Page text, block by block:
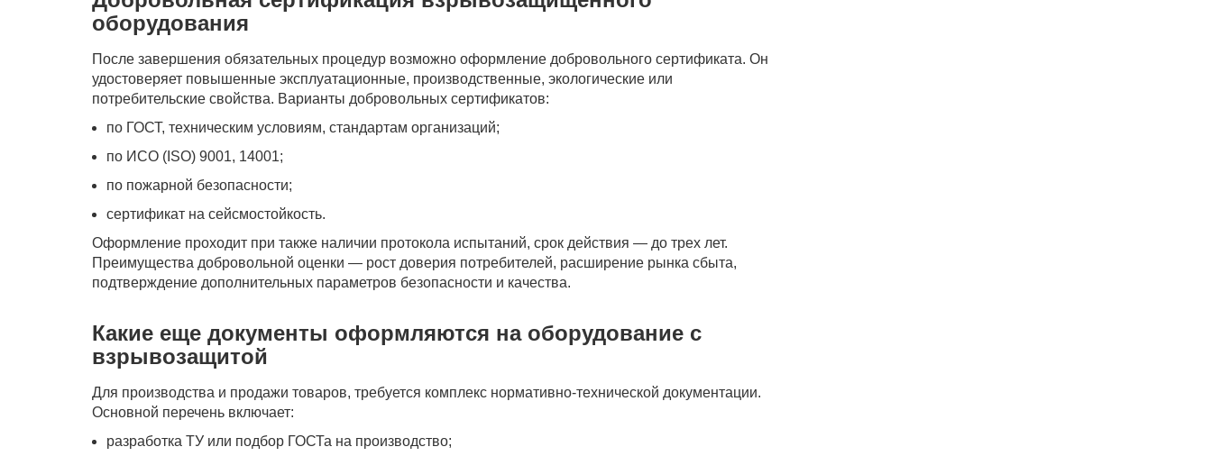
оборудования
После завершения обязательных процедур возможно оформление добровольного сертификата. Он
удостоверяет повышенные эксплуатационные, производственные, экологические или
потребительские свойства. Варианты добровольных сертификатов:
по ГОСТ, техническим условиям, стандартам организаций;
по ИСО (ISO) 9001, 14001;
по пожарной безопасности;
сертификат на сейсмостойкость.
Оформление проходит при также наличии протокола испытаний, срок действия — до трех лет.
Преимущества добровольной оценки — рост доверия потребителей, расширение рынка сбыта,
подтверждение дополнительных параметров безопасности и качества.
Какие еще документы оформляются на оборудование с
взрывозащитой
Для производства и продажи товаров, требуется комплекс нормативно-технической документации.
Основной перечень включает:
разработка ТУ или подбор ГОСТа на производство;